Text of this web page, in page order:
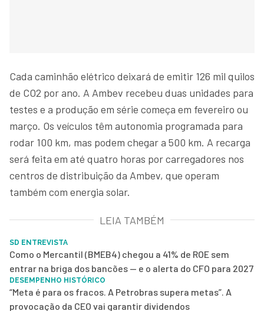
Cada caminhão elétrico deixará de emitir 126 mil quilos
de CO2 por ano. A Ambev recebeu duas unidades para
testes e a produção em série começa em fevereiro ou
março. Os veículos têm autonomia programada para
rodar 100 km, mas podem chegar a 500 km. A recarga
será feita em até quatro horas por carregadores nos
centros de distribuição da Ambev, que operam
também com energia solar.
LEIA TAMBÉM
SD ENTREVISTA
Como o Mercantil (BMEB4) chegou a 41% de ROE sem
entrar na briga dos bancões — e o alerta do CFO para 2027
DESEMPENHO HISTÓRICO
“Meta é para os fracos. A Petrobras supera metas”. A
provocação da CEO vai garantir dividendos